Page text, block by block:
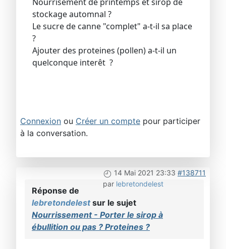
stockage automnal ?
Le sucre de canne "complet" a-t-il sa place
?
Ajouter des proteines (pollen) a-t-il un
quelconque interêt ?
Connexion ou Créer un compte pour participer
à la conversation.
14 Mai 2021 23:33 #138711
par lebretondelest
Réponse de
lebretondelestsur le sujet
Nourrissement - Porter le sirop à
ébullition ou pas ? Proteines ?